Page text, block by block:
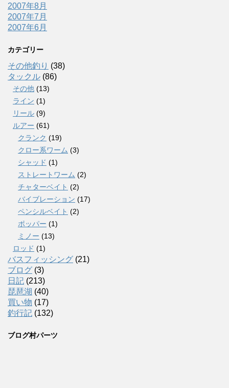
2007年8月
2007年7月
2007年6月
カテゴリー
その他釣り (38)
タックル (86)
その他 (13)
ライン (1)
リール (9)
ルアー (61)
クランク (19)
クロー系ワーム (3)
シャッド (1)
ストレートワーム (2)
チャターベイト (2)
バイブレーション (17)
ペンシルベイト (2)
ポッパー (1)
ミノー (13)
ロッド (1)
バスフィッシング (21)
ブログ (3)
日記 (213)
琵琶湖 (40)
買い物 (17)
釣行記 (132)
ブログ村パーツ